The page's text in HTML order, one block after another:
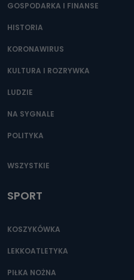
GOSPODARKA I FINANSE
HISTORIA
KORONAWIRUS
KULTURA I ROZRYWKA
LUDZIE
NA SYGNALE
POLITYKA
WSZYSTKIE
SPORT
KOSZYKÓWKA
LEKKOATLETYKA
PIŁKA NOŻNA